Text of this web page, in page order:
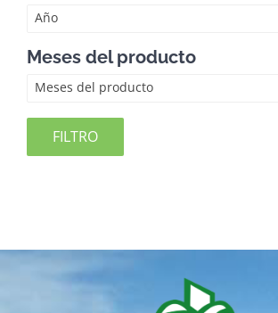
Año
Meses del producto
Meses del producto
FILTRO